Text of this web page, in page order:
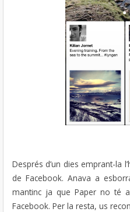
Després d’un dies emprant-la
de Facebook. Anava a
mantinc ja que Paper no té
Facebook. Per la resta, us